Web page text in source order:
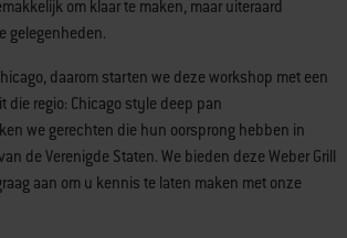
workshop leren wij u graag andere Amerikaanse
om klaar te maken, maar uiteraard
daarom starten we deze workshop met een
die regio: Chicago style deep pan
we gerechten die hun oorsprong hebben in
de Verenigde Staten. We bieden deze Weber Grill
aan om u kennis te laten maken met onze